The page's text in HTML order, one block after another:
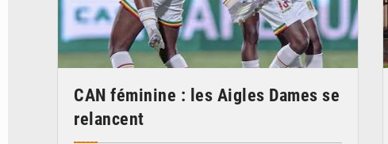
CAN féminine : les Aigles Dames se
relancent